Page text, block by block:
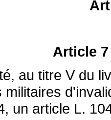
Article
au titre V du
militaires
un article L.